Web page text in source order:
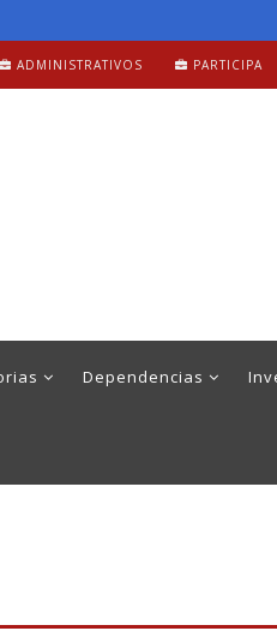
ADMINISTRATIVOS PARTICIPA
Dependencias